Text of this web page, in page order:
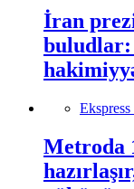
İran
buludlar:
Metroda